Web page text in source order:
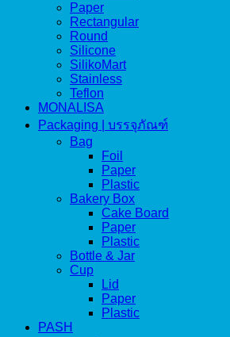
Paper
Rectangular
Round
Silicone
SilikoMart
Stainless
Teflon
MONALISA
Packaging | บรรจุภัณฑ์
Bag
Foil
Paper
Plastic
Bakery Box
Cake Board
Paper
Plastic
Bottle & Jar
Cup
Lid
Paper
Plastic
PASH